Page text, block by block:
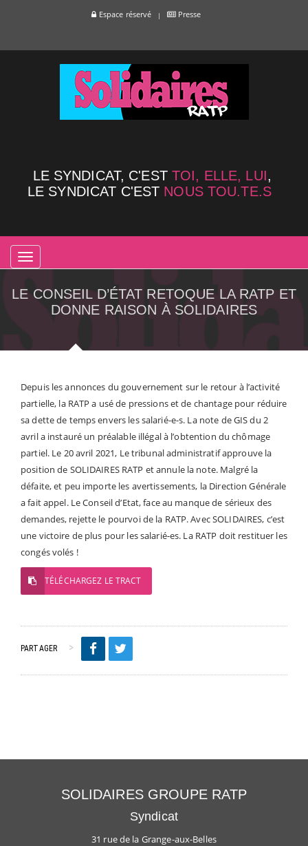
Espace réservé Presse
LE SYNDICAT, C'ESTTOI, ELLE, LUI,
LE SYNDICAT C'EST NOUS TOU.TE.S
TOGGLE
LE CONSEIL D’ÉTAT RETOQUE LA RATP ET
DONNE RAISON À SOLIDAIRES
Depuis les annonces du gouvernement sur le retour à l’activité
partielle, la RATP a usé de pressions et de chantage pour réduire
sa dette de temps envers les salarié-e-s. La note de GIS du 2
avril a instauré un préalable illégal à l’obtention du chômage
partiel. Le 20 avril 2021, Le tribunal administratif approuve la
position de SOLIDAIRES RATP et annule la note. Malgré la
défaite, et peu importe les avertissements, la Direction Générale
a fait appel. Le Conseil d’Etat, face au manque de sérieux des
demandes, rejette le pourvoi de la RATP. Avec SOLIDAIRES, c’est
une victoire de plus pour les salarié-es. La RATP doit restituer les
congés volés !
TÉLÉCHARGEZ LE TRACT
PARTAGER
SOLIDAIRES GROUPE RATP
Syndicat
31 rue de la Grange-aux-Belles